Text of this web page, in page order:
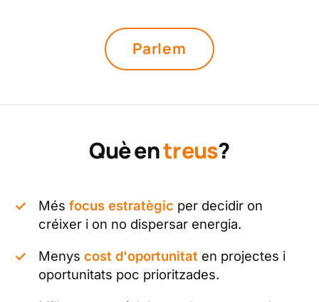
Parlem
Què entreus?
Més focus estratègic per decidir on
créixer i on no dispersar energia.
Menys cost d'oportunitat en projectes i
oportunitats poc prioritzades.